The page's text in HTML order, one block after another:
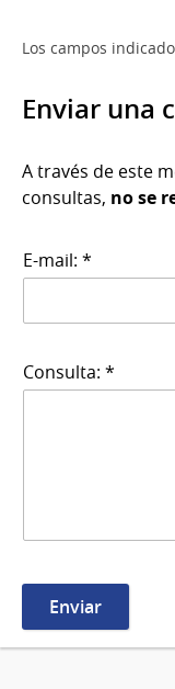
Los campos
Enviar una
A través de este
consultas, no se
E-mail: *
Consulta: *